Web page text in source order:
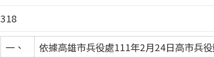
318
一、 依據高雄市兵役處111年2月24日高市兵